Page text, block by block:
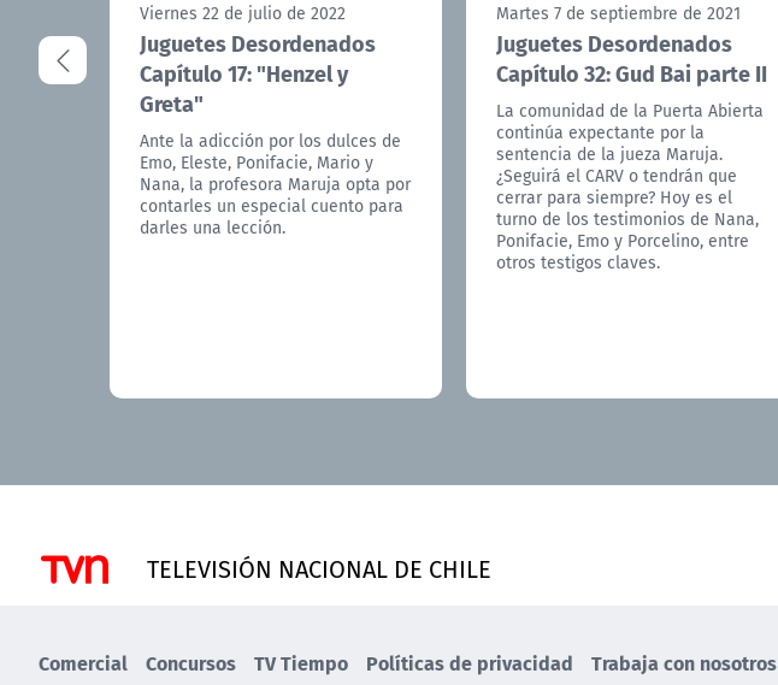
Viernes 22 de julio de 2022
Juguetes Desordenados
Capítulo 17: "Henzel y
Greta"
Ante la adicción por los dulces de
Emo, Eleste, Ponifacie, Mario y
Nana, la profesora Maruja opta por
contarles un especial cuento para
darles una lección.
Martes 7 de septiembre de 2021
Juguetes Desordenados
Capítulo 32: Gud Bai parte II
La comunidad de la Puerta Abierta
continúa expectante por la
sentencia de la jueza Maruja.
¿Seguirá el CARV o tendrán que
cerrar para siempre? Hoy es el
turno de los testimonios de Nana,
Ponifacie, Emo y Porcelino, entre
otros testigos claves.
TELEVISIÓN NACIONAL DE CHILE
Comercial Concursos TV Tiempo Políticas de privacidad Trabaja con nosotros